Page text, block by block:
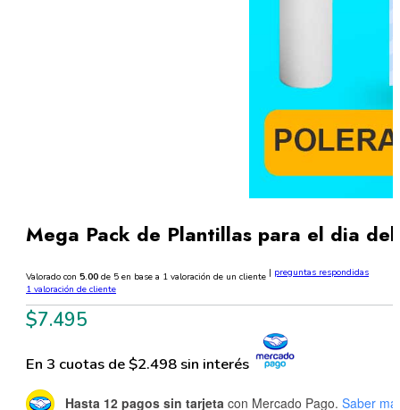
Mega Pack de Plantillas para el dia
Valorado con5.00 de 5 en base a 1 valoración de un cliente
1 valoración de cliente
| preguntas respondidas
$7.495
En 3 cuotas de $2.498 sin interés
Hasta 12 pagos sin tarjeta con Mercado Pago. Saber